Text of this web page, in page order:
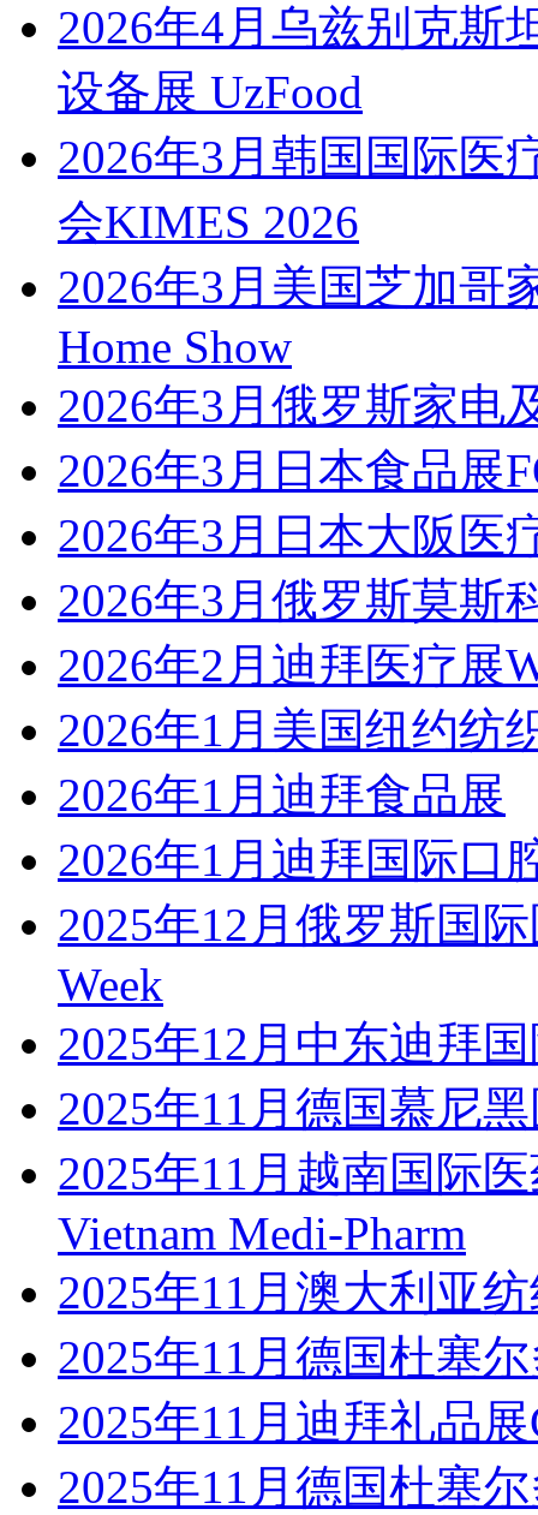
2026年4月乌兹别克斯
设备展 UzFood
2026年3月韩国国际医
会KIMES 2026
2026年3月美国芝加哥
Home Show
2026年3月俄罗斯家电
2026年3月日本食品展
2026年3月日本大阪医
2026年3月俄罗斯莫斯
2026年2月迪拜医疗展
2026年1月美国纽约纺
2026年1月迪拜食品展
2026年1月迪拜国际口
2025年12月俄罗斯国
Week
2025年12月中东迪拜
2025年11月德国慕尼
2025年11月越南国际
Vietnam Medi-Pharm
2025年11月澳大利亚
2025年11月德国杜塞
2025年11月迪拜礼品
2025年11月德国杜塞